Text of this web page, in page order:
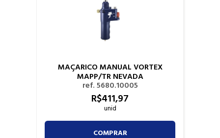
MAÇARICO MANUAL VORTEX
MAPP/TR NEVADA
ref. 5680.10005
R$411,97
unid
COMPRAR